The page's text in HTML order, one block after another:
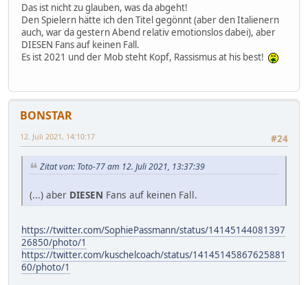
Das ist nicht zu glauben, was da abgeht!
Den Spielern hätte ich den Titel gegönnt (aber den Italienern
auch, war da gestern Abend relativ emotionslos dabei), aber
DIESEN Fans auf keinen Fall.
Es ist 2021 und der Mob steht Kopf, Rassismus at his best!
BONSTAR
#24
12. Juli 2021, 14:10:17
Zitat von: Toto-77 am 12. Juli 2021, 13:37:39
(...) aber DIESEN Fans auf keinen Fall.
https://twitter.com/SophiePassmann/status/14145144081397
26850/photo/1
https://twitter.com/kuschelcoach/status/14145145867625881
60/photo/1